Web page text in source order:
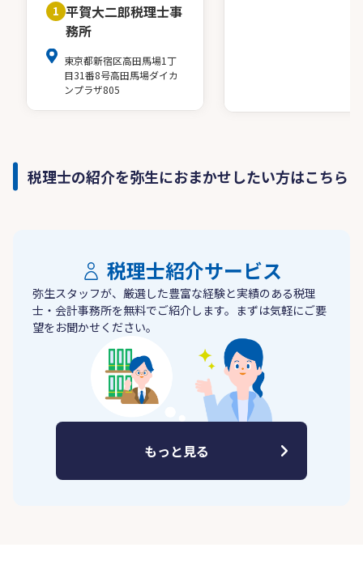
1 平賀大二郎税理士事
務所
東京都新宿区高田馬場1丁
目31番8号高田馬場ダイカ
ンプラザ805
税理士の紹介を弥生におまかせしたい方はこちら
税理士紹介サービス
弥生スタッフが、厳選した豊富な経験と実績のある税理
士・会計事務所を無料でご紹介します。まずは気軽にご要
望をお聞かせください。
もっと見る